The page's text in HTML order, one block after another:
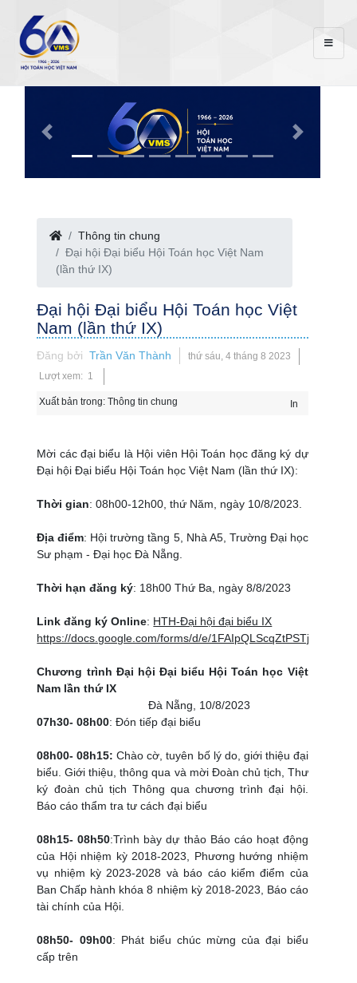
Thông tin chung
Đại hội Đại biểu Hội Toán học Việt Nam
(lần thứ IX)
Đại hội Đại biểu Hội Toán học Việt
Nam (lần thứ IX)
Đăng bởiTrần Văn Thành
thứ sáu, 4 tháng 8 2023
Lượt xem: 1
Xuất bản trong: Thông tin chung In
Mời các đại biểu là Hội viên Hội Toán học đăng ký dự
Đại hội Đại biểu Hội Toán học Việt Nam (lần thứ IX):
Thời gian: 08h00-12h00, thứ Năm, ngày 10/8/2023.
Địa điểm: Hội trường tầng 5, Nhà A5, Trường Đại học
Sư phạm - Đại học Đà Nẵng.
Thời hạn đăng ký: 18h00 Thứ Ba, ngày 8/8/2023
Link đăng ký Online: HTH-Đại hội đại biểu IX
https://docs.google.com/forms/d/e/
Chương trình Đại hội Đại biểu Hội Toán học Việt
Nam lần thứ IX
Đà Nẵng, 10/8/2023
07h30- 08h00: Đón tiếp đại biểu
08h00- 08h15: Chào cờ, tuyên bố lý do, giới thiệu đại
biểu. Giới thiệu, thông qua và mời Đoàn chủ tịch, Thư
ký đoàn chủ tịch Thông qua chương trình đại hội.
Báo cáo thẩm tra tư cách đại biểu
08h15- 08h50:Trình bày dự thảo Báo cáo hoạt động
của Hội nhiệm kỳ 2018-2023, Phương hướng nhiệm
vụ nhiệm kỳ 2023-2028 và báo cáo kiểm điểm của
Ban Chấp hành khóa 8 nhiệm kỳ 2018-2023, Báo cáo
tài chính của Hội.
08h50- 09h00: Phát biểu chúc mừng của đại biểu
cấp trên